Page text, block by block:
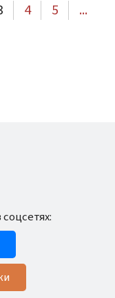
4 5
...